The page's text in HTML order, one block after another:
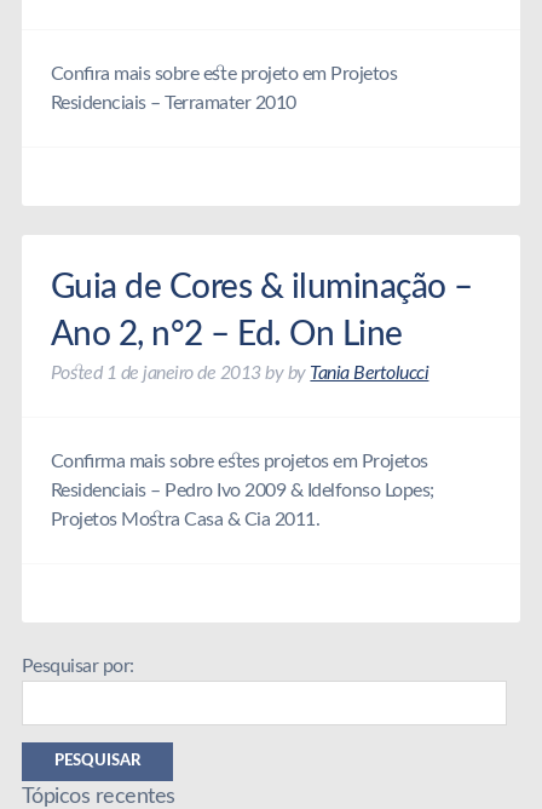
Confira mais sobre este projeto em Projetos
Residenciais – Terramater 2010
Guia de Cores & iluminação –
Ano 2, n°2 – Ed. On Line
Posted 1 de janeiro de 2013byby Tania Bertolucci
Confirma mais sobre estes projetos em Projetos
Residenciais – Pedro Ivo 2009 & Idelfonso Lopes;
Projetos Mostra Casa & Cia 2011.
Pesquisar por:
PESQUISAR
Tópicos recentes